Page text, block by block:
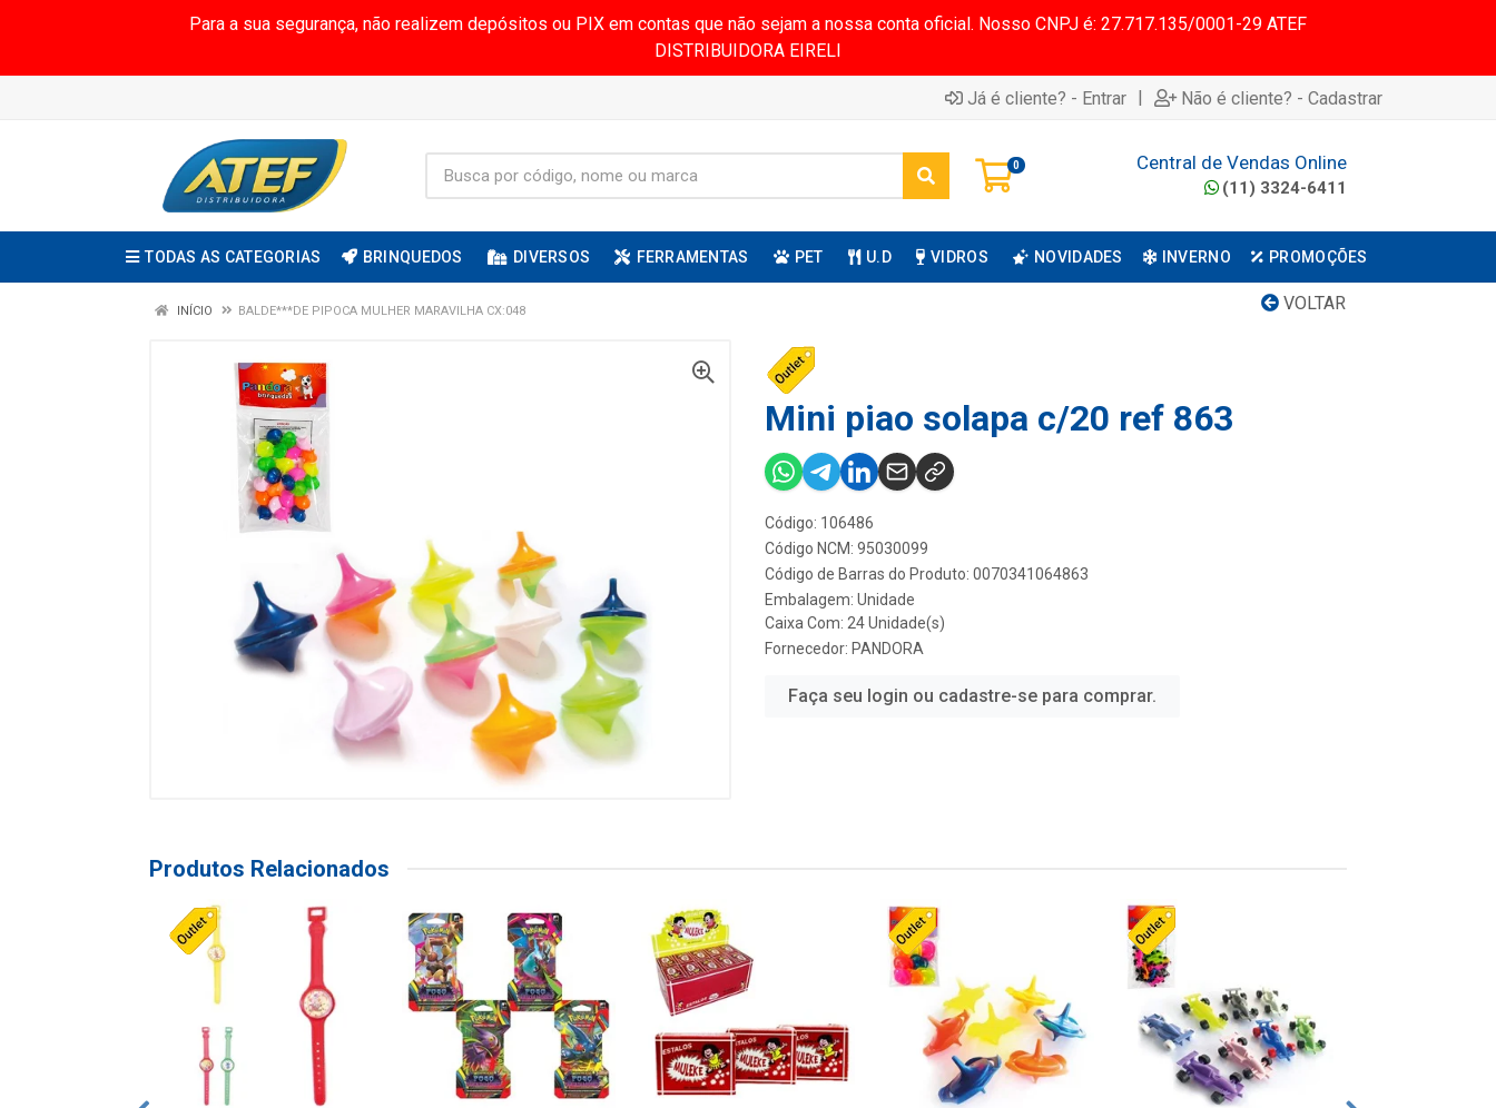
Para a sua segurança, não realizem depósitos ou PIX em contas que não sejam a nossa conta oficial. Nosso CNPJ é: 27.717.135/0001-29 ATEF
DISTRIBUIDORA EIRELI
Já é cliente? - Entrar | Não é cliente? - Cadastrar
0 Central de Vendas Online
(11) 3324-6411
TODAS AS CATEGORIAS BRINQUEDOS DIVERSOS FERRAMENTAS PET U.D VIDROS NOVIDADES INVERNO PROMOÇÕES
VOLTAR
INÍCIO BALDE***DE PIPOCA MULHER MARAVILHA CX:048
Mini piao solapa c/20 ref 863
Código: 106486
Código NCM: 95030099
Código de Barras do Produto: 0070341064863
Embalagem: Unidade
Caixa Com: 24 Unidade(s)
Fornecedor: PANDORA
Faça seu login ou cadastre-se para comprar.
Produtos Relacionados